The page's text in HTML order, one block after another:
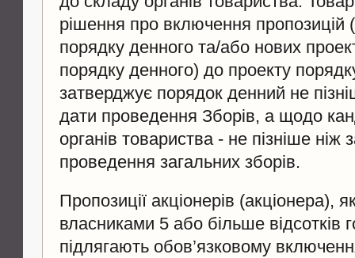
рішення про включення пропозицій
порядку денного та/або нових
порядку денного) до проекту
затверджує порядок денний не
дати проведення Зборів, а щодо
органів товариства - не пізніше ніж
проведення загальних зборів.
Пропозиції акціонерів (акціонера),
власниками 5 або більше відсотків
підлягають обов’язковому